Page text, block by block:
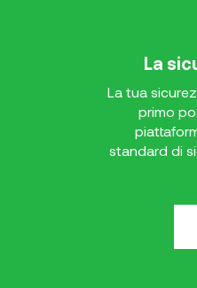
La
La tua
primo
standard di